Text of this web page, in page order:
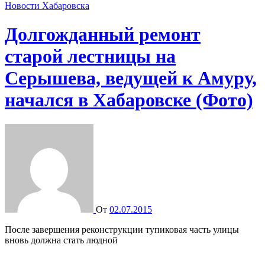
Новости Хабаровска
Долгожданный ремонт
старой лестницы на
Серышева, ведущей к Амуру,
начался в Хабаровске (Фото)
От 02.07.2015
После завершения реконструкции тупиковая часть улицы
вновь должна стать людной